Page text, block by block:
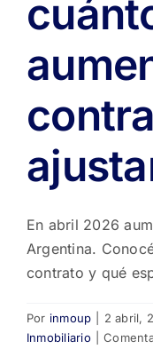
En abril 2026
Argentina.
contrato y qué
Por inmoup 2 abril,
Inmobiliario